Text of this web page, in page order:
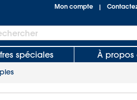
Mon compte |
spéciales À propos